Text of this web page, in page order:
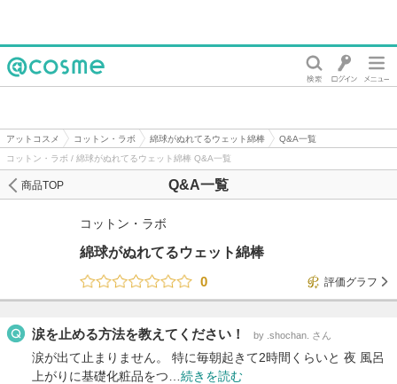
アットコスメ コットン・ラボ 綿球がぬれてるウェット綿棒
Q&A一覧
コットン・ラボ / 綿球がぬれてるウェット綿棒 Q&A一覧
Q&A一覧
商品TOP
コットン・ラボ
綿球がぬれてるウェット綿棒
0
評価グラフ
涙を止める方法を教えてください！ by .shochan. さん
涙が出て止まりません。 特に毎朝起きて2時間くらいと 夜 風呂
上がりに基礎化粧品をつ… 続きを読む